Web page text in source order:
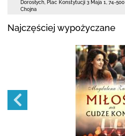
Dorosłych, Plac Konstytucji 3 Maja 1
74-500
Chojna
Najczęściej wypożyczane